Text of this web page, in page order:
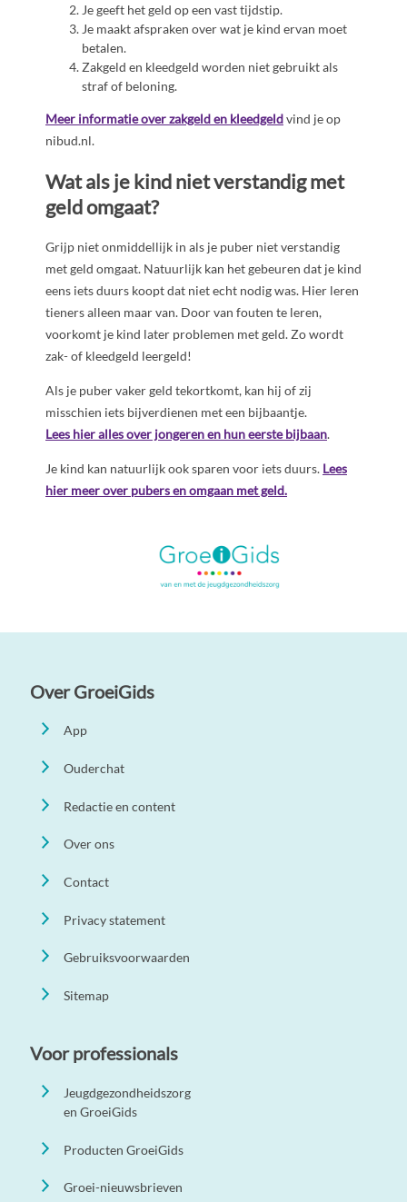
Je geeft het geld op een vast tijdstip.
Je maakt afspraken over wat je kind ervan moet
betalen.
Zakgeld en kleedgeld worden niet gebruikt als
straf of beloning.
Meer informatie over zakgeld en kleedgeldvind je op
nibud.nl.
Wat als je kind niet verstandig met
geld omgaat?
Grijp niet onmiddellijk in als je puber niet verstandig
met geld omgaat. Natuurlijk kan het gebeuren dat je kind
eens iets duurs koopt dat niet echt nodig was. Hier leren
tieners alleen maar van. Door van fouten te leren,
voorkomt je kind later problemen met geld. Zo wordt
zak- of kleedgeld leergeld!
Als je puber vaker geld tekortkomt, kan hij of zij
misschien iets bijverdienen met een bijbaantje.
Lees hier alles over jongeren en hun eerste bijbaan.
Je kind kan natuurlijk ook sparen voor iets duurs. Lees
hier meer over pubers en omgaan met geld.
Over GroeiGids
App
Ouderchat
Redactie en content
Over ons
Contact
Privacy statement
Gebruiksvoorwaarden
Sitemap
Voor professionals
Jeugdgezondheidszorg
en GroeiGids
Producten GroeiGids
Groei-nieuwsbrieven